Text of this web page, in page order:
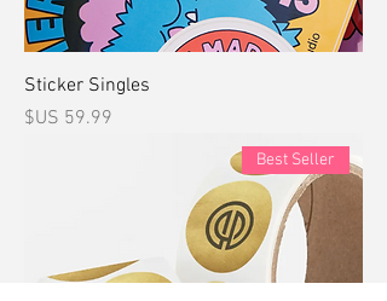
Sticker Singles
السعر
Best Seller